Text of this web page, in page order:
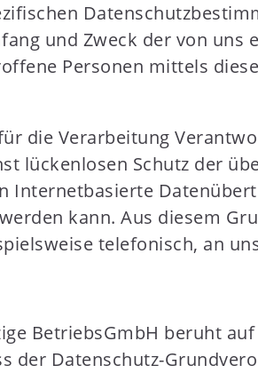
und Zweck der von uns
Personen mittels
die Verarbeitung
lückenlosen Schutz der
Internetbasierte
kann. Aus diesem
telefonisch, an
BetriebsGmbH beruht
der Datenschutz-